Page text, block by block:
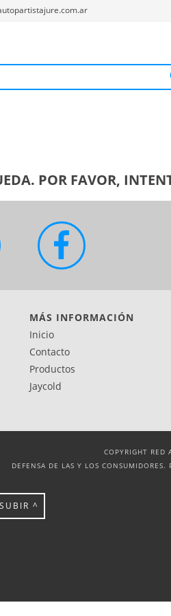
POR FAVOR,
MÁS INFORMACIÓN
Inicio
Contacto
Productos
Jaycold
COPYRIGHT RED
DEFENSA DE LAS Y LOS CONSUMIDORES.
SUBIR ^